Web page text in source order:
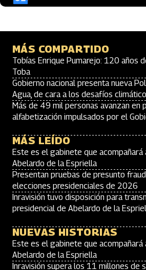
MÁS COMPARTIDO
Tobías Enrique Pumarejo: 120 años
Toba
Gobierno nacional presenta nueva
Agua, de cara a los desafíos
Más de 49 mil personas avanzan en
alfabetización impulsados por el
MÁS LEÍDO
Este es el gabinete que acompañará
Abelardo de la Espriella
Presentan pruebas de presunto
elecciones presidenciales de 2026
Inravisión tuvo disposición para
presidencial de Abelardo de la
NUEVAS HISTORIAS
Este es el gabinete que acompañará
Abelardo de la Espriella
Inravisión supera los 11 millones de